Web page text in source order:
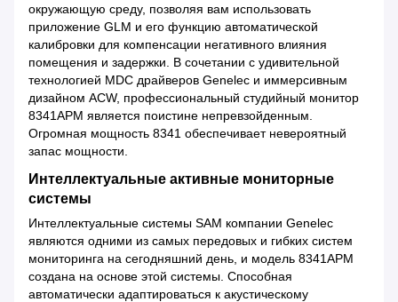
окружающую среду, позволяя вам использовать
приложение GLM и его функцию автоматической
калибровки для компенсации негативного влияния
помещения и задержки. В сочетании с удивительной
технологией MDC драйверов Genelec и иммерсивным
дизайном ACW, профессиональный студийный монитор
8341APM является поистине непревзойденным.
Огромная мощность 8341 обеспечивает невероятный
запас мощности.
Интеллектуальные активные мониторные
системы
Интеллектуальные системы SAM компании Genelec
являются одними из самых передовых и гибких систем
мониторинга на сегодняшний день, и модель 8341APM
создана на основе этой системы. Способная
автоматически адаптироваться к акустическому